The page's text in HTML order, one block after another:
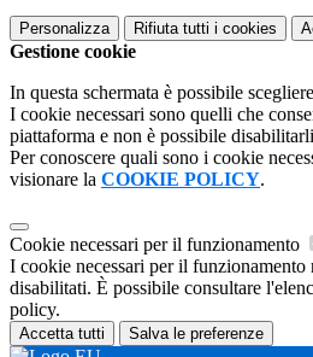
Personalizza Rifiuta tutti i cookies
Gestione cookie
In questa schermata è possibile
I cookie necessari sono quelli che
piattaforma e non è possibile
Per conoscere quali sono i cookie
visionare la COOKIE POLICY.
Cookie necessari per il funzionamento
I cookie necessari per il funzionamento
disabilitati. È possibile consultare
policy.
Accetta tutti Salva le preferenze